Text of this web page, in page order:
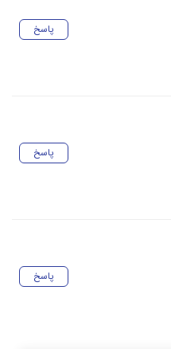
پاسخ
پاسخ
پاسخ